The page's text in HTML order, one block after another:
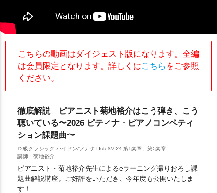
こちらの動画はダイジェスト版になります。全編
は会員限定となります。詳しくはこちら をご参照
ください。
徹底解説 ピアニスト菊地裕介はこう弾き、こう
聴いている〜2026 ピティナ・ピアノコンペティ
ション課題曲〜
Ｄ級クラシック ハイドン/ソナタ Hob XVI24 第1楽章、第3楽章
講師：菊地裕介
ピアニスト・菊地裕介先生によるeラーニング撮りおろし課
題曲解説講座。ご好評をいただき、今年度も公開いたしま
す！